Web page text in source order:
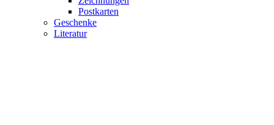
Postkarten
Geschenke
Literatur